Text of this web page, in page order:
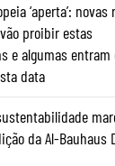
‘aperta’: novas
proibir estas
e algumas entram
data
da Al-Bauhaus